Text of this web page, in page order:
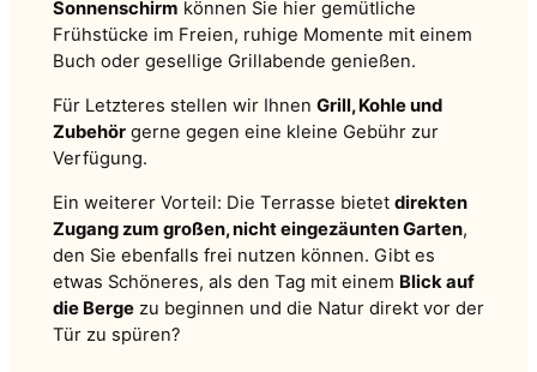
Sonnenschirm können Sie hier gemütliche
Frühstücke im Freien, ruhige Momente mit einem
Buch oder gesellige Grillabende genießen.
Für Letzteres stellen wir Ihnen Grill, Kohle und
Zubehörgerne gegen eine kleine Gebühr zur
Verfügung.
Ein weiterer Vorteil: Die Terrasse bietet direkten
Zugang zum großen, nicht eingezäunten Garten,
den Sie ebenfalls frei nutzen können. Gibt es
etwas Schöneres, als den Tag mit einem Blick auf
die Bergezu beginnen und die Natur direkt vor der
Tür zu spüren?